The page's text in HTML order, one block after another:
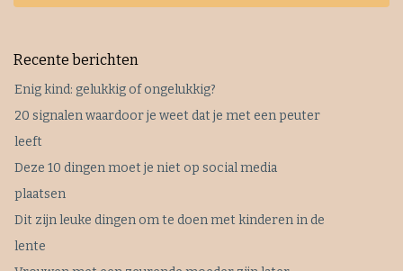
Recente berichten
Enig kind: gelukkig of ongelukkig?
20 signalen waardoor je weet dat je met een peuter
leeft
Deze 10 dingen moet je niet op social media
plaatsen
Dit zijn leuke dingen om te doen met kinderen in de
lente